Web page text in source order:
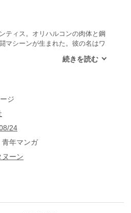
ティス。オリハルコンの肉体と鋼
マシーンが生まれた。彼の名はワ
機能停止に陥ったワッハマンの運
ジ
24
青年マンガ
ヌーン